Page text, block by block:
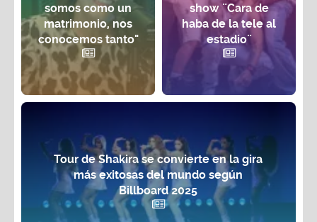
somos como un
matrimonio, nos
conocemos tanto"
show ¨Cara de
haba de la tele al
estadio¨
Tour de Shakira se convierte en la gira
más exitosas del mundo según
Billboard 2025